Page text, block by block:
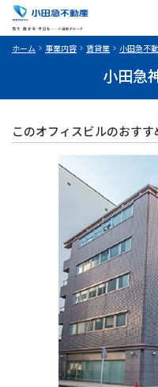
ホーム 事業内容 賃貸業 小田急不
小田急
このオフィスビルのおすす